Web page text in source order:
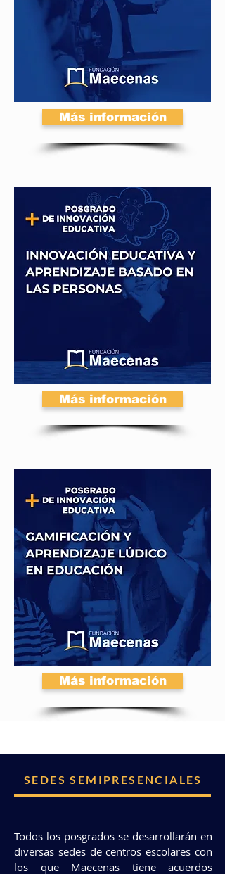
Más información
Más información
Más información
SEDES SEMIPRESENCIALES
Todos los posgrados se desarrollarán en
diversas sedes de centros escolares con
los que Maecenas tiene acuerdos